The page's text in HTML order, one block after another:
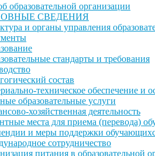
образовательной организации
СВЕДЕНИЯ
и органы управления
стандарты и требования
состав
техническое обеспечение и
образовательные услуги
хозяйственная деятельность
места для приема (перевода)
и меры поддержки
сотрудничество
питания в образовательной